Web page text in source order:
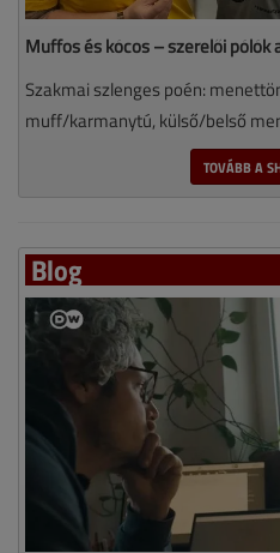
Muffos és kócos – szerelői pólók
Szakmai szlenges poén:
muff/karmanytú, külső/belső
TOVÁBB A
Blog